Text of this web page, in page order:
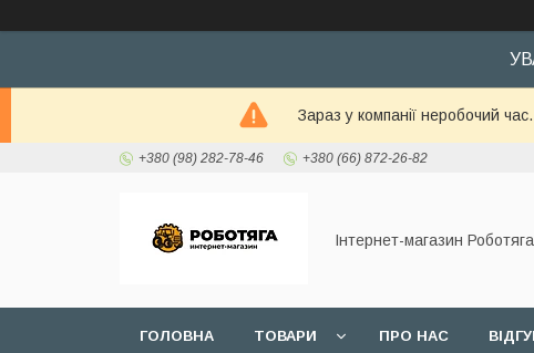
Зараз у компанії неробочий
+380 (98) 282-78-46 +380 (66) 872-26-82
Інтернет-магазин Роботяга
ГОЛОВНА ТОВАРИ ПРО НАС